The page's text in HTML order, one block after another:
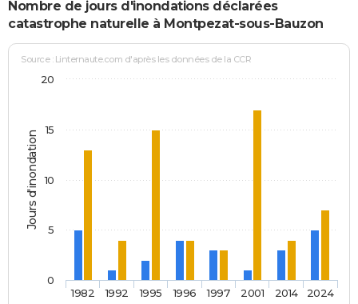
Nombre de jours d'inondations déclarées
catastrophe naturelle à Montpezat-sous-Bauzon
Jours d'inondation
Source : Linternaute.com d'après les données de la CCR
1982 1992 1995 1996 1997 2001 2014 2024
0
5
10
15
20